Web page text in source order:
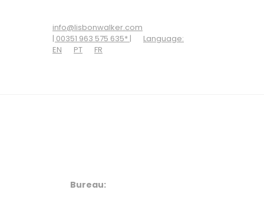
info@lisbonwalker.com
| 00351 963 575 635* |
Language:
EN
PT FR
Bureau: